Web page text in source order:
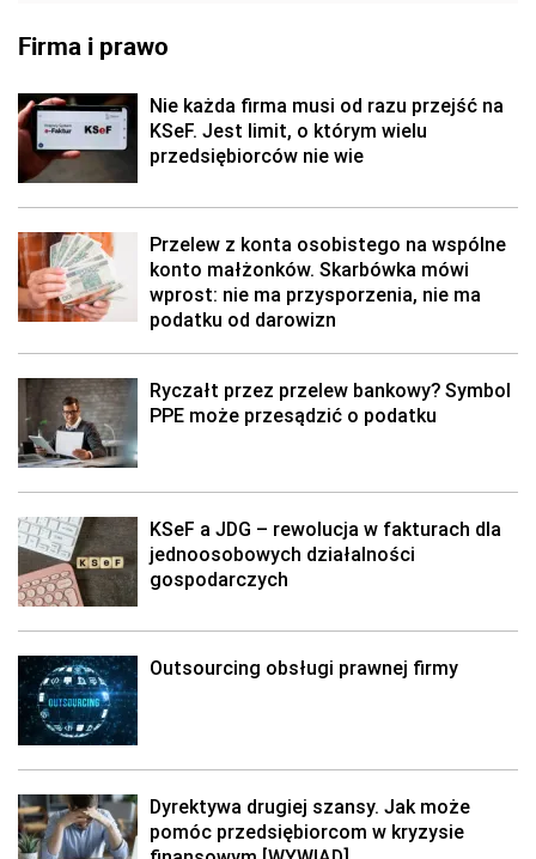
Firma i prawo
Nie każda firma musi od razu przejść na
KSeF. Jest limit, o którym wielu
przedsiębiorców nie wie
Przelew z konta osobistego na wspólne
konto małżonków. Skarbówka mówi
wprost: nie ma przysporzenia, nie ma
podatku od darowizn
Ryczałt przez przelew bankowy? Symbol
PPE może przesądzić o podatku
KSeF a JDG – rewolucja w fakturach dla
jednoosobowych działalności
gospodarczych
Outsourcing obsługi prawnej firmy
Dyrektywa drugiej szansy. Jak może
pomóc przedsiębiorcom w kryzysie